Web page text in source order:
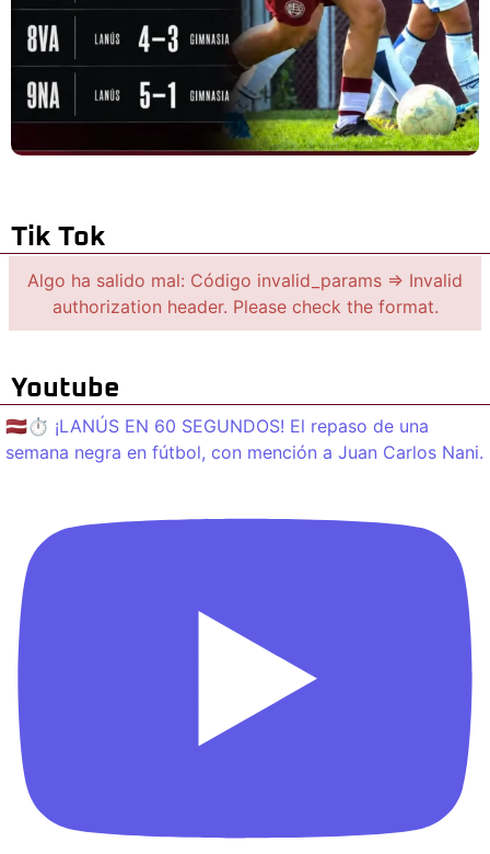
Tik Tok
Algo ha salido mal: Código invalid_params => Invalid
authorization header. Please check the format.
Youtube
🇱🇻⏱️ ¡LANÚS EN 60 SEGUNDOS! El repaso de una
semana negra en fútbol, con mención a Juan Carlos Nani.